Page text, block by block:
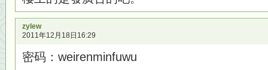
zylew
2011年12月18日16:29
密码：weirenminfuwu